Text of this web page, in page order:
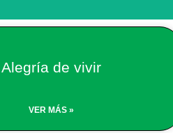
Alegría de vivir
VER MÁS »